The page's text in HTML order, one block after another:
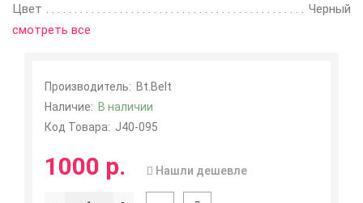
Цвет
Черный
смотреть все
Производитель: Bt.Belt
Наличие: В наличии
Код Товара: J40-095
1000 р. Нашли дешевле